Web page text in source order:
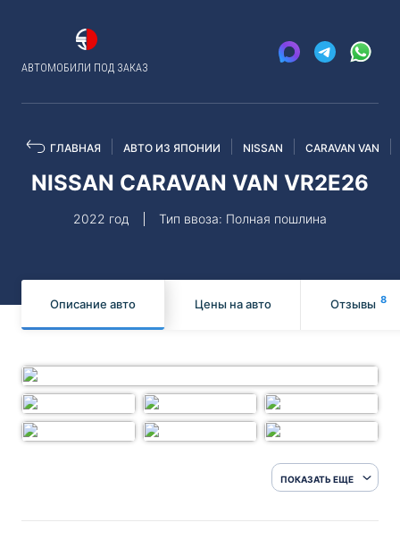
АВТОМОБИЛИ ПОД ЗАКАЗ
ГЛАВНАЯ АВТО ИЗ ЯПОНИИ NISSAN CARAVAN VAN
NISSAN CARAVAN VAN VR2E26
2022 год Тип ввоза: Полная пошлина
Описание авто Цены на авто Отзывы 8
ПОКАЗАТЬ ЕЩЕ